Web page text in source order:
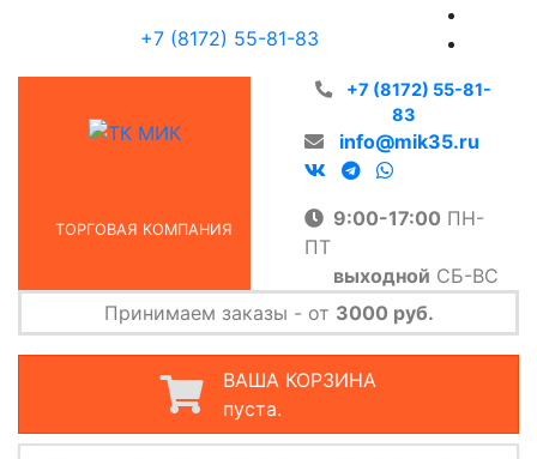
+7 (8172) 55-81-83
ТОРГОВАЯ КОМПАНИЯ
Принимаем заказы - от 3000 руб.
+7 (8172) 55-81-
83
info@mik35.ru
9:00-17:00 ПН-
ПТ
выходной СБ-ВС
ВАША КОРЗИНА
пуста.